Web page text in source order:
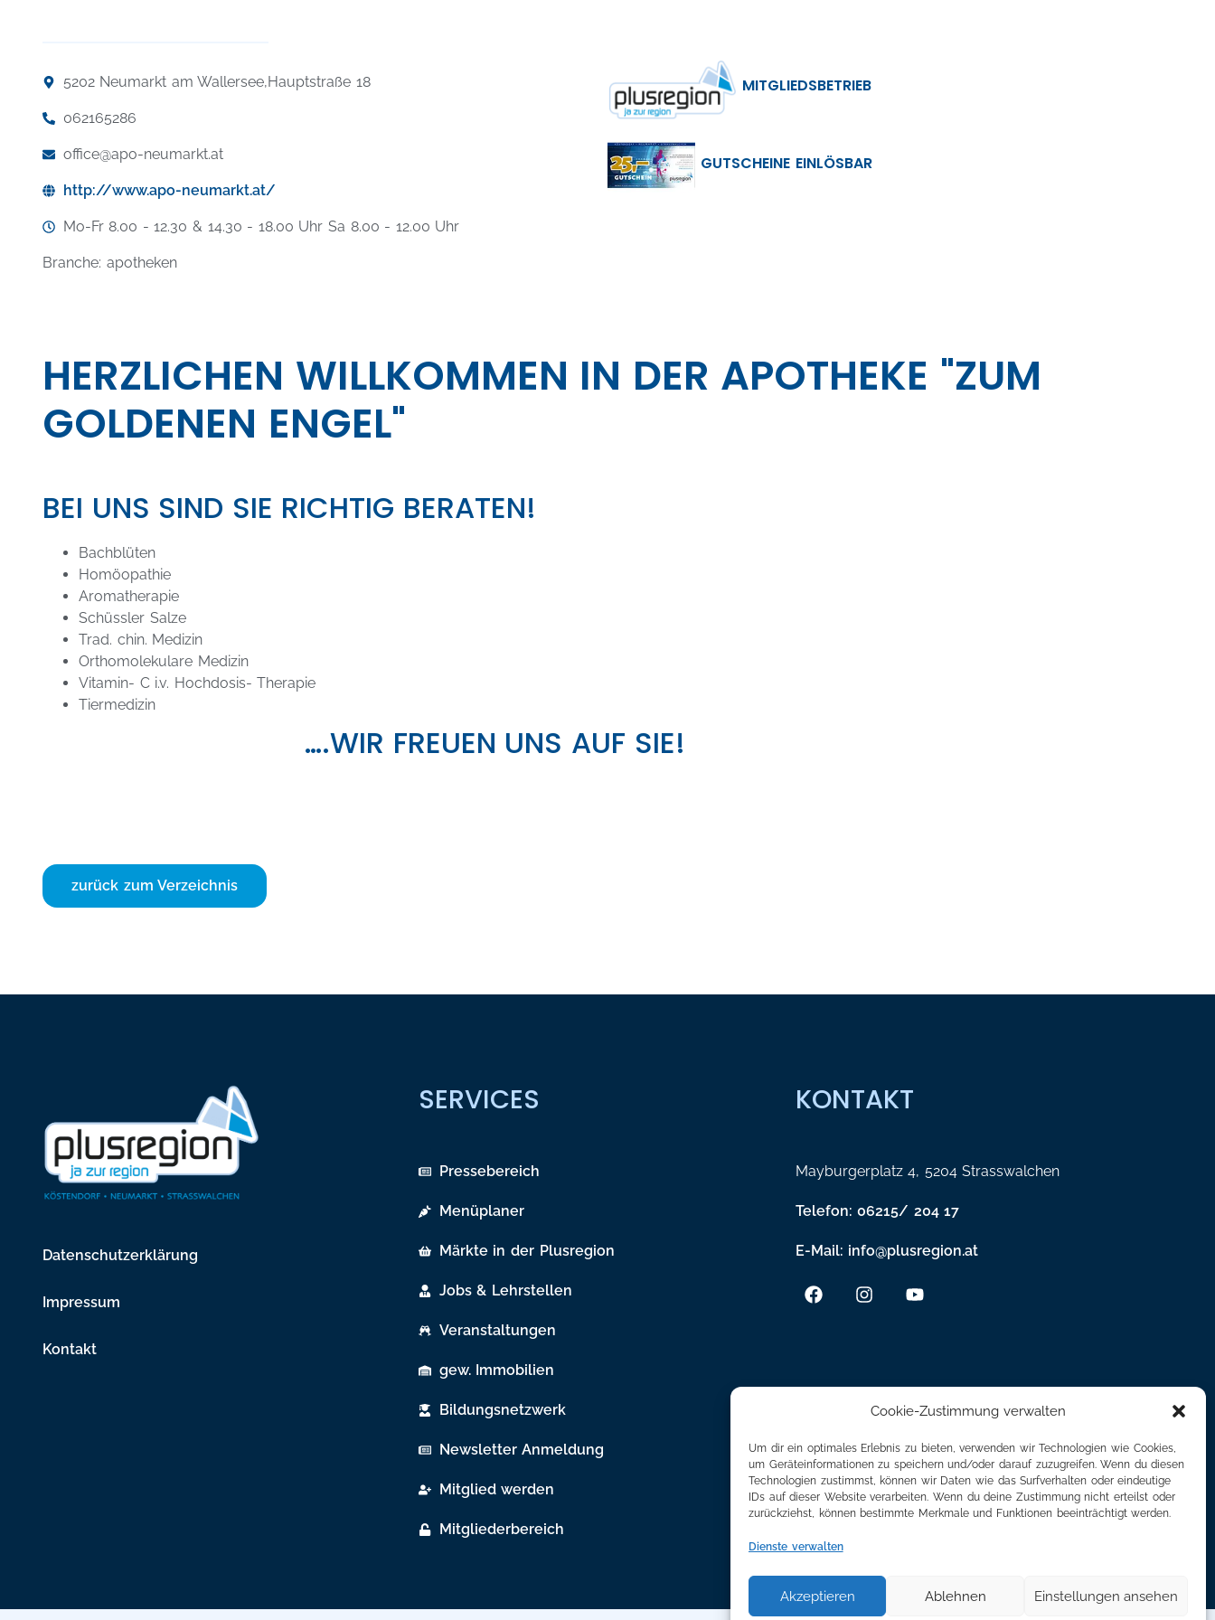
Cookie-Zustimmung verwalten
Um dir ein optimales Erlebnis zu bieten, verwenden wir Technologien wie Cookies,
um Geräteinformationen zu speichern und/oder darauf zuzugreifen. Wenn du diesen
Technologien zustimmst, können wir Daten wie das Surfverhalten oder eindeutige
IDs auf dieser Website verarbeiten. Wenn du deine Zustimmung nicht erteilst oder
zurückziehst, können bestimmte Merkmale und Funktionen beeinträchtigt werden.
Dienste verwalten
Akzeptieren Ablehnen Einstellungen ansehen
5202 Neumarkt am Wallersee,Hauptstraße 18
062165286
office@apo-neumarkt.at
http://www.apo-neumarkt.at/
Mo-Fr 8.00 - 12.30 & 14.30 - 18.00 Uhr Sa 8.00 - 12.00 Uhr
Branche: apotheken
MITGLIEDSBETRIEB
GUTSCHEINE EINLÖSBAR
HERZLICHEN WILLKOMMEN IN DER APOTHEKE "ZUM
GOLDENEN ENGEL"
BEI UNS SIND SIE RICHTIG BERATEN!
Bachblüten
Homöopathie
Aromatherapie
Schüssler Salze
Trad. chin. Medizin
Orthomolekulare Medizin
Vitamin- C i.v. Hochdosis- Therapie
Tiermedizin
….WIR FREUEN UNS AUF SIE!
zurück zum Verzeichnis
Datenschutzerklärung
Impressum
Kontakt
SERVICES
Pressebereich
Menüplaner
Märkte in der Plusregion
Jobs & Lehrstellen
Veranstaltungen
gew. Immobilien
Bildungsnetzwerk
Newsletter Anmeldung
Mitglied werden
Mitgliederbereich
KONTAKT
Mayburgerplatz 4, 5204 Strasswalchen
Telefon: 06215/ 204 17
E-Mail: info@plusregion.at